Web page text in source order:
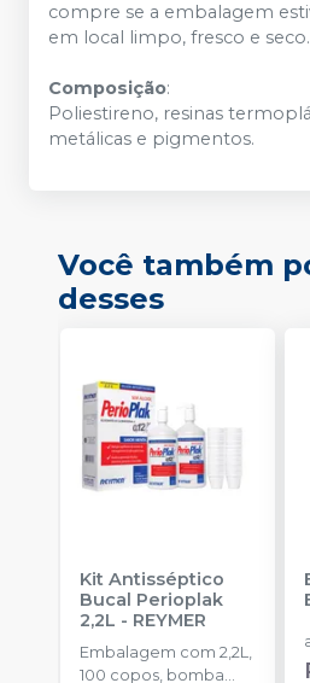
compre se a embalagem
em local limpo, fresco e seco.
Composição:
Poliestireno, resinas
metálicas e pigmentos.
Você também
desses
Kit Antisséptico
Bucal Perioplak
2,2L - REYMER
Embalagem com 2,2L,
100 copos, bomba